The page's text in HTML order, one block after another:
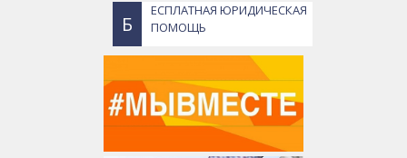
Б
ЕСПЛАТНАЯ ЮРИДИЧЕСКАЯ
ПОМОЩЬ